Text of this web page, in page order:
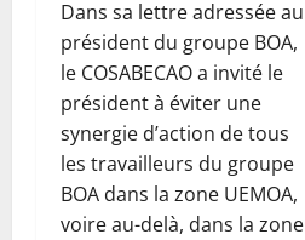
Dans sa lettre adressée au
président du groupe BOA,
le COSABECAO a invité le
président à éviter une
synergie d’action de tous
les travailleurs du groupe
BOA dans la zone UEMOA,
voire au-delà, dans la zone